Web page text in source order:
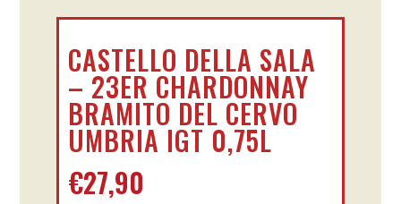
CASTELLO DELLA SALA
– 23ER CHARDONNAY
BRAMITO DEL CERVO
UMBRIA IGT 0,75L
€27,90